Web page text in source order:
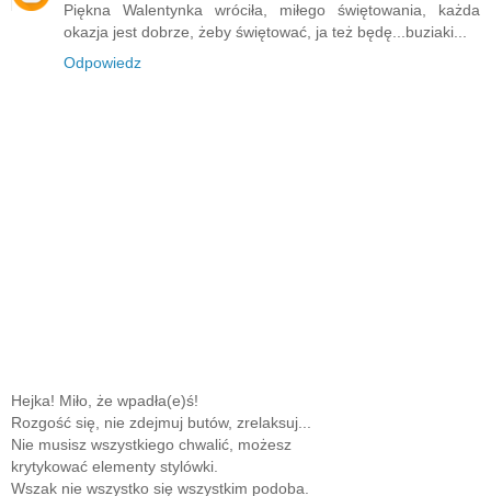
Piękna Walentynka wróciła, miłego świętowania, każda
okazja jest dobrze, żeby świętować, ja też będę...buziaki...
Odpowiedz
Hejka! Miło, że wpadła(e)ś!
Rozgość się, nie zdejmuj butów, zrelaksuj...
Nie musisz wszystkiego chwalić, możesz
krytykować elementy stylówki.
Wszak nie wszystko się wszystkim podoba.